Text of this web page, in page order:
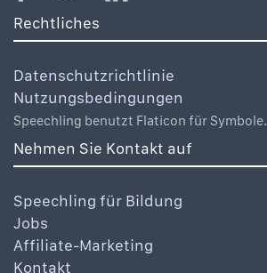
Rechtliches
Datenschutzrichtlinie
Nutzungsbedingungen
Speechling benutzt Flaticon für Symbole.
Nehmen Sie Kontakt auf
Speechling für Bildung
Jobs
Affiliate-Marketing
Kontakt